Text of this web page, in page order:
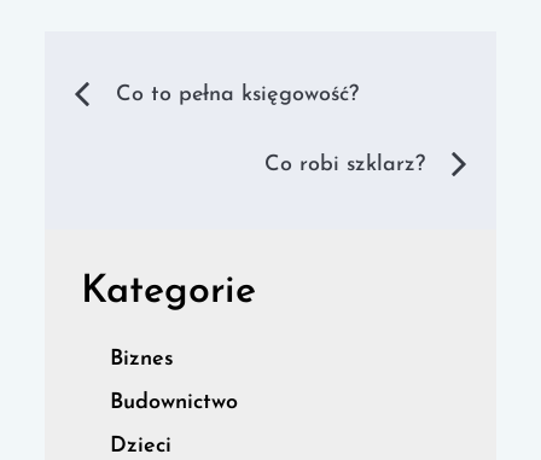
Nawigacja
Co to pełna księgowość?
Co robi szklarz?
Kategorie
Biznes
Budownictwo
Dzieci